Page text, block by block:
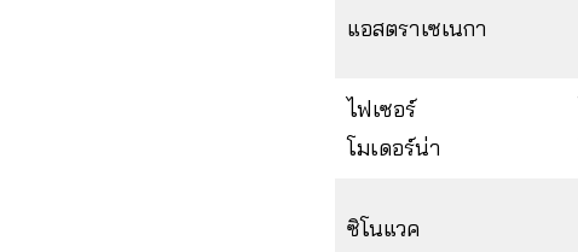
แอสตราเซเนกา
ไฟเซอร์
โมเดอร์น่า
ซิโนแวค